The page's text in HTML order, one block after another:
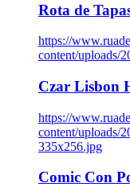
Rota de
https://
content/uploads/
Czar Lisbon
https://
content/uploads/
335x256.jpg
Comic Con